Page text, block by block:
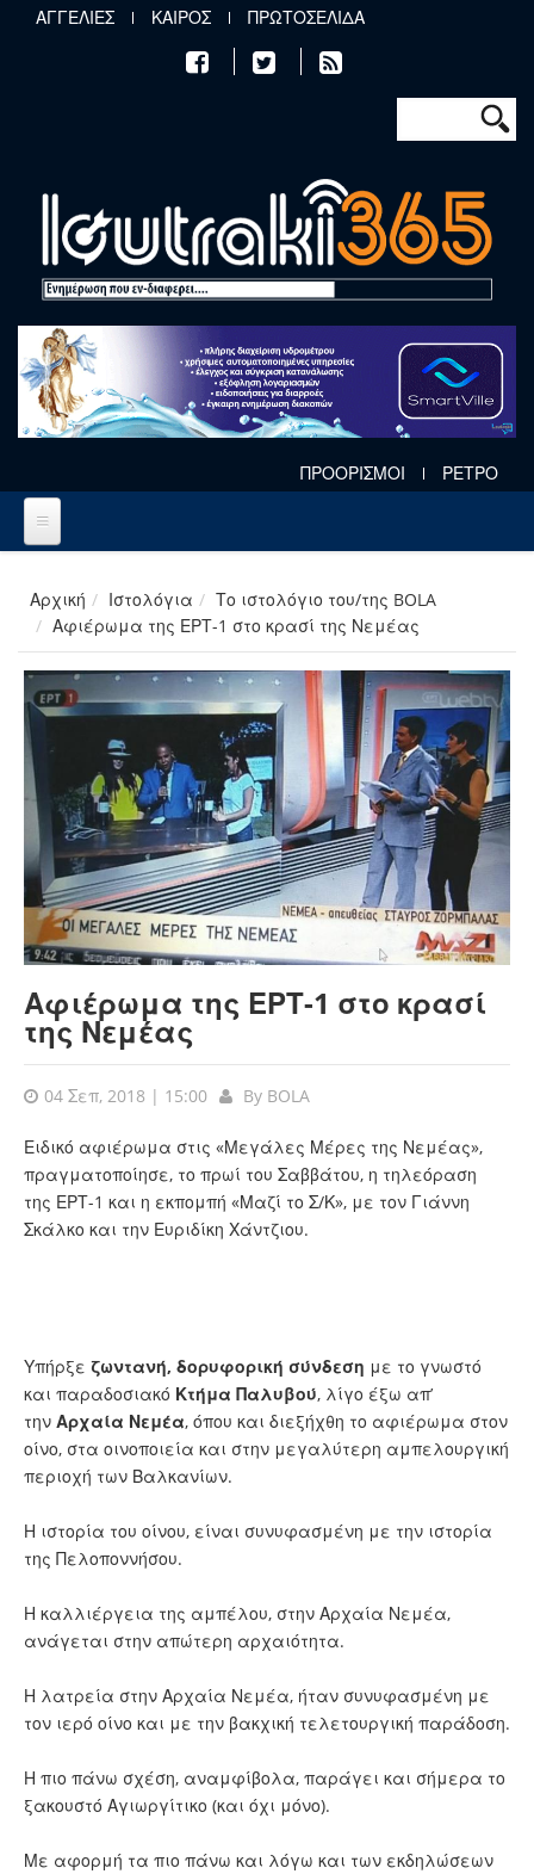
Παράκαμψη προς το κυρίως περιεχόμενο
ΑΓΓΕΛΙΕΣ ΚΑΙΡΟΣ ΠΡΩΤΟΣΕΛΙΔΑ
Φόρμα
Αναζήτηση
ΠΡΟΟΡΙΣΜΟΙ ΡΕΤΡΟ
Αρχική Ιστολόγια
Το ιστολόγιο του/της BOLA
Αφιέρωμα της ΕΡΤ-1 στο κρασί της Νεμέας
Αφιέρωμα της ΕΡΤ-1 στο κρασί
της Νεμέας
04 Σεπ, 2018 | 15:00 By BOLA
Ειδικό αφιέρωμα στις «Μεγάλες Μέρες της Νεμέας»,
πραγματοποίησε, το πρωί του Σαββάτου, η τηλεόραση
της ΕΡΤ-1 και η εκπομπή «Μαζί το Σ/Κ», με τον Γιάννη
Σκάλκο και την Ευριδίκη Χάντζιου.
Υπήρξε ζωντανή, δορυφορική σύνδεση με το γνωστό
και παραδοσιακό Κτήμα Παλυβού, λίγο έξω απ’
την Αρχαία Νεμέα, όπου και διεξήχθη το αφιέρωμα στον
οίνο, στα οινοποιεία και στην μεγαλύτερη αμπελουργική
περιοχή των Βαλκανίων.
Η ιστορία του οίνου, είναι συνυφασμένη με την ιστορία
της Πελοποννήσου.
Η καλλιέργεια της αμπέλου, στην Αρχαία Νεμέα,
ανάγεται στην απώτερη αρχαιότητα.
Η λατρεία στην Αρχαία Νεμέα, ήταν συνυφασμένη με
τον ιερό οίνο και με την βακχική τελετουργική παράδοση.
Η πιο πάνω σχέση, αναμφίβολα, παράγει και σήμερα το
ξακουστό Αγιωργίτικο (και όχι μόνο).
Με αφορμή τα πιο πάνω και λόγω και των εκδηλώσεων